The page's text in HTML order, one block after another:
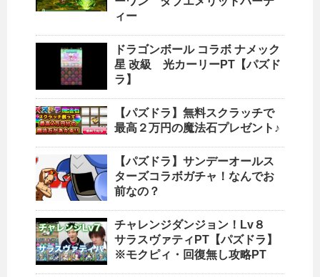
ィー
ドラゴンボール コラボ ナメック
星 改級 光カーリーPT【パズド
ラ】
【パズドラ】無料スクラッチで
最高２万円の魔法石プレゼント♪
【パズドラ】サンデーオールス
ターズコラボガチャ！なんでお
前なの？
チャレンジダンジョン！Lv８
サラスヴァティPT【パズドラ】
※モクピィ・回復無し攻略PT